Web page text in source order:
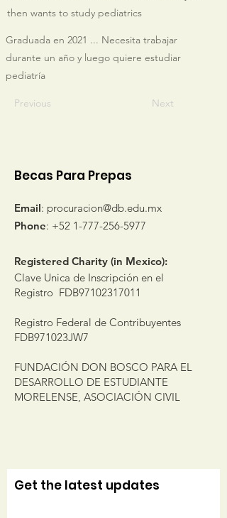
then wants to study pediatrics
Graduada en 2021 ... Necesita trabajar
durante un año y luego quiere estudiar
pediatría
Previous Next
Becas Para Prepas
Email: procuracion@db.edu.mx
Phone: +52 1-777-256-5977
Registered Charity (in Mexico):
Clave Unica de Inscripción en el
Registro FDB97102317011
Registro Federal de Contribuyentes
FDB971023JW7
FUNDACIÓN DON BOSCO PARA EL
DESARROLLO DE ESTUDIANTE
MORELENSE, ASOCIACIÓN CIVIL
Get the latest updates